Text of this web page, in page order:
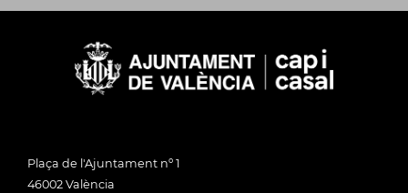
Plaça de l'Ajuntament nº 1
46002 València